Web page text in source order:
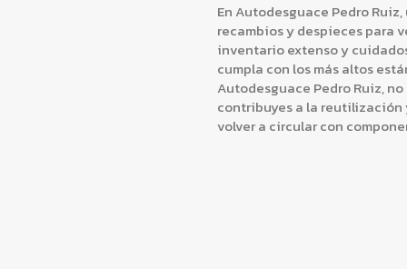
En Autodesguace Pedro
recambios y despieces para
inventario extenso y
cumpla con los más altos
Autodesguace Pedro Ruiz,
contribuyes a la
volver a circular con